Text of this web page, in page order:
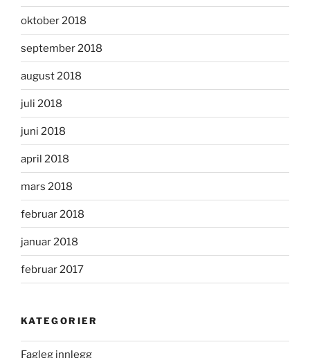
oktober 2018
september 2018
august 2018
juli 2018
juni 2018
april 2018
mars 2018
februar 2018
januar 2018
februar 2017
KATEGORIER
Fagleg innlegg